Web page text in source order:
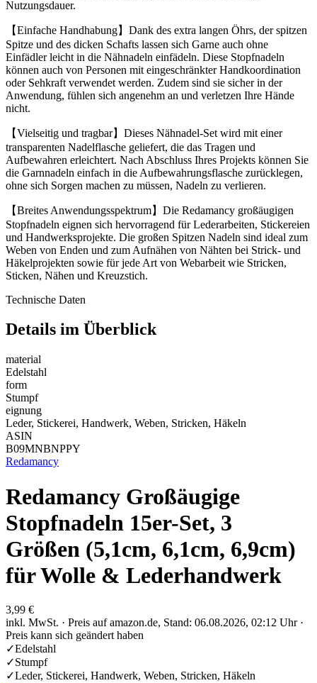
Nutzungsdauer.
【Einfache Handhabung】Dank des extra langen Öhrs, der spitzen
Spitze und des dicken Schafts lassen sich Garne auch ohne
Einfädler leicht in die Nähnadeln einfädeln. Diese Stopfnadeln
können auch von Personen mit eingeschränkter Handkoordination
oder Sehkraft verwendet werden. Zudem sind sie sicher in der
Anwendung, fühlen sich angenehm an und verletzen Ihre Hände
nicht.
【Vielseitig und tragbar】Dieses Nähnadel-Set wird mit einer
transparenten Nadelflasche geliefert, die das Tragen und
Aufbewahren erleichtert. Nach Abschluss Ihres Projekts können Sie
die Garnnadeln einfach in die Aufbewahrungsflasche zurücklegen,
ohne sich Sorgen machen zu müssen, Nadeln zu verlieren.
【Breites Anwendungsspektrum】Die Redamancy großäugigen
Stopfnadeln eignen sich hervorragend für Lederarbeiten, Stickereien
und Handwerksprojekte. Die großen Spitzen Nadeln sind ideal zum
Weben von Enden und zum Aufnähen von Nähten bei Strick- und
Häkelprojekten sowie für jede Art von Webarbeit wie Stricken,
Sticken, Nähen und Kreuzstich.
Technische Daten
Details im Überblick
material
Edelstahl
form
Stumpf
eignung
Leder, Stickerei, Handwerk, Weben, Stricken, Häkeln
ASIN
B09MNBNPPY
Redamancy
Redamancy Großäugige
Stopfnadeln 15er-Set, 3
Größen (5,1cm, 6,1cm, 6,9cm)
für Wolle & Lederhandwerk
3,99 €
inkl. MwSt. · Preis auf amazon.de, Stand: 06.08.2026, 02:12 Uhr ·
Preis kann sich geändert haben
✓Edelstahl
✓Stumpf
✓Leder, Stickerei, Handwerk, Weben, Stricken, Häkeln